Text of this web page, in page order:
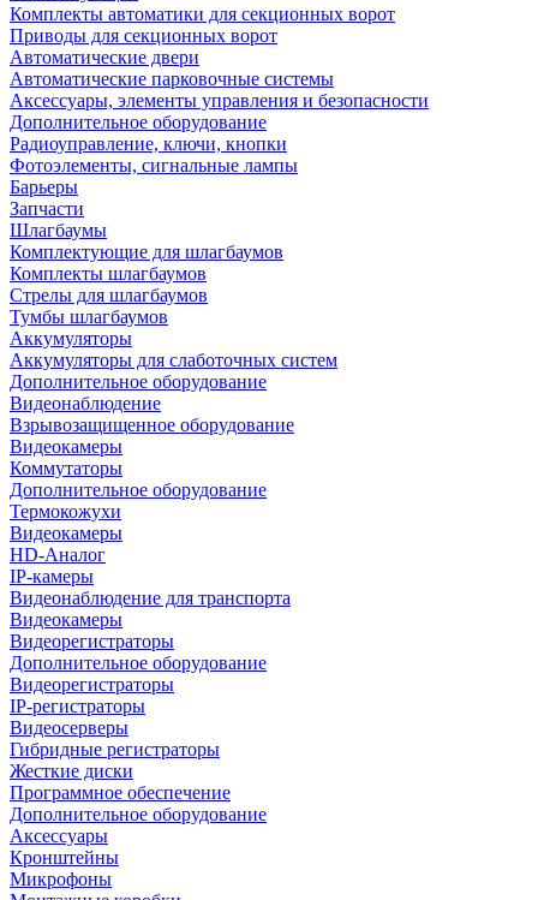
Комплекты автоматики для секционных ворот
Приводы для секционных ворот
Автоматические двери
Автоматические парковочные системы
Аксессуары, элементы управления и безопасности
Дополнительное оборудование
Радиоуправление, ключи, кнопки
Фотоэлементы, сигнальные лампы
Барьеры
Запчасти
Шлагбаумы
Комплектующие для шлагбаумов
Комплекты шлагбаумов
Стрелы для шлагбаумов
Тумбы шлагбаумов
Аккумуляторы
Аккумуляторы для слаботочных систем
Дополнительное оборудование
Видеонаблюдение
Взрывозащищенное оборудование
Видеокамеры
Коммутаторы
Дополнительное оборудование
Термокожухи
Видеокамеры
HD-Аналог
IP-камеры
Видеонаблюдение для транспорта
Видеокамеры
Видеорегистраторы
Дополнительное оборудование
Видеорегистраторы
IP-регистраторы
Видеосерверы
Гибридные регистраторы
Жесткие диски
Программное обеспечение
Дополнительное оборудование
Аксессуары
Кронштейны
Микрофоны